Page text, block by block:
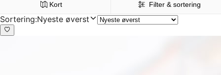
Kort Filter & sortering
Sortering:Nyeste øverst